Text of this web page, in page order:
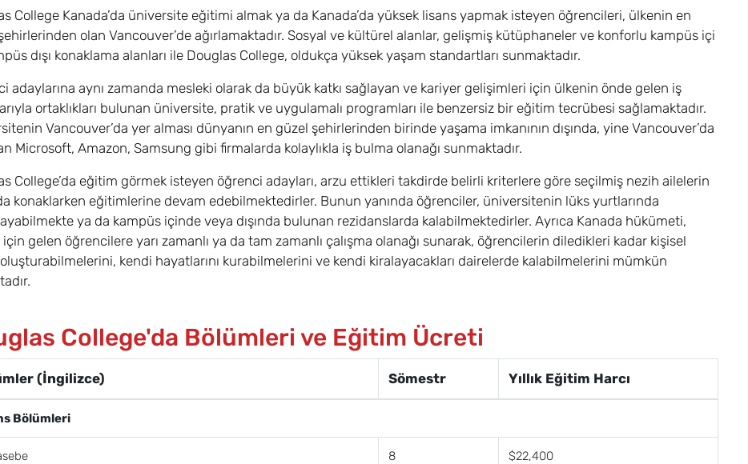
College Kanada’da üniversite eğitimi almak ya da Kanada’da yüksek lisans yapmak isteyen öğrencileri, ülkenin en
olan Vancouver’de ağırlamaktadır. Sosyal ve kültürel alanlar, gelişmiş kütüphaneler ve konforlu kampüs içi
dışı konaklama alanları ile Douglas College, oldukça yüksek yaşam standartları sunmaktadır.
adaylarına aynı zamanda mesleki olarak da büyük katkı sağlayan ve kariyer gelişimleri için ülkenin önde gelen iş
ortaklıkları bulunan üniversite, pratik ve uygulamalı programları ile benzersiz bir eğitim tecrübesi sağlamaktadır.
Vancouver’da yer alması dünyanın en güzel şehirlerinden birinde yaşama imkanının dışında, yine Vancouver’da
Microsoft, Amazon, Samsung gibi firmalarda kolaylıkla iş bulma olanağı sunmaktadır.
College’da eğitim görmek isteyen öğrenci adayları, arzu ettikleri takdirde belirli kriterlere göre seçilmiş nezih ailelerin
konaklarken eğitimlerine devam edebilmektedirler. Bunun yanında öğrenciler, üniversitenin lüks yurtlarında
ya da kampüs içinde veya dışında bulunan rezidanslarda kalabilmektedirler. Ayrıca Kanada hükümeti,
gelen öğrencilere yarı zamanlı ya da tam zamanlı çalışma olanağı sunarak, öğrencilerin diledikleri kadar kişisel
kendi hayatlarını kurabilmelerini ve kendi kiralayacakları dairelerde kalabilmelerini mümkün
College'da Bölümleri ve Eğitim Ücreti
(İngilizce) Sömestr Yıllık Eğitim Harcı
Bölümleri
8 $22,400